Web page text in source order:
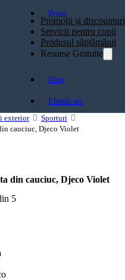
Botez
Promoții și discounturi
Servicii pentru copii
Produsul săptămănii
Resurse Gratuite
Blog
Ebook-uri
exterior
Sporturi
cauciuc, Djeco Violet
din cauciuc, Djeco Violet
5